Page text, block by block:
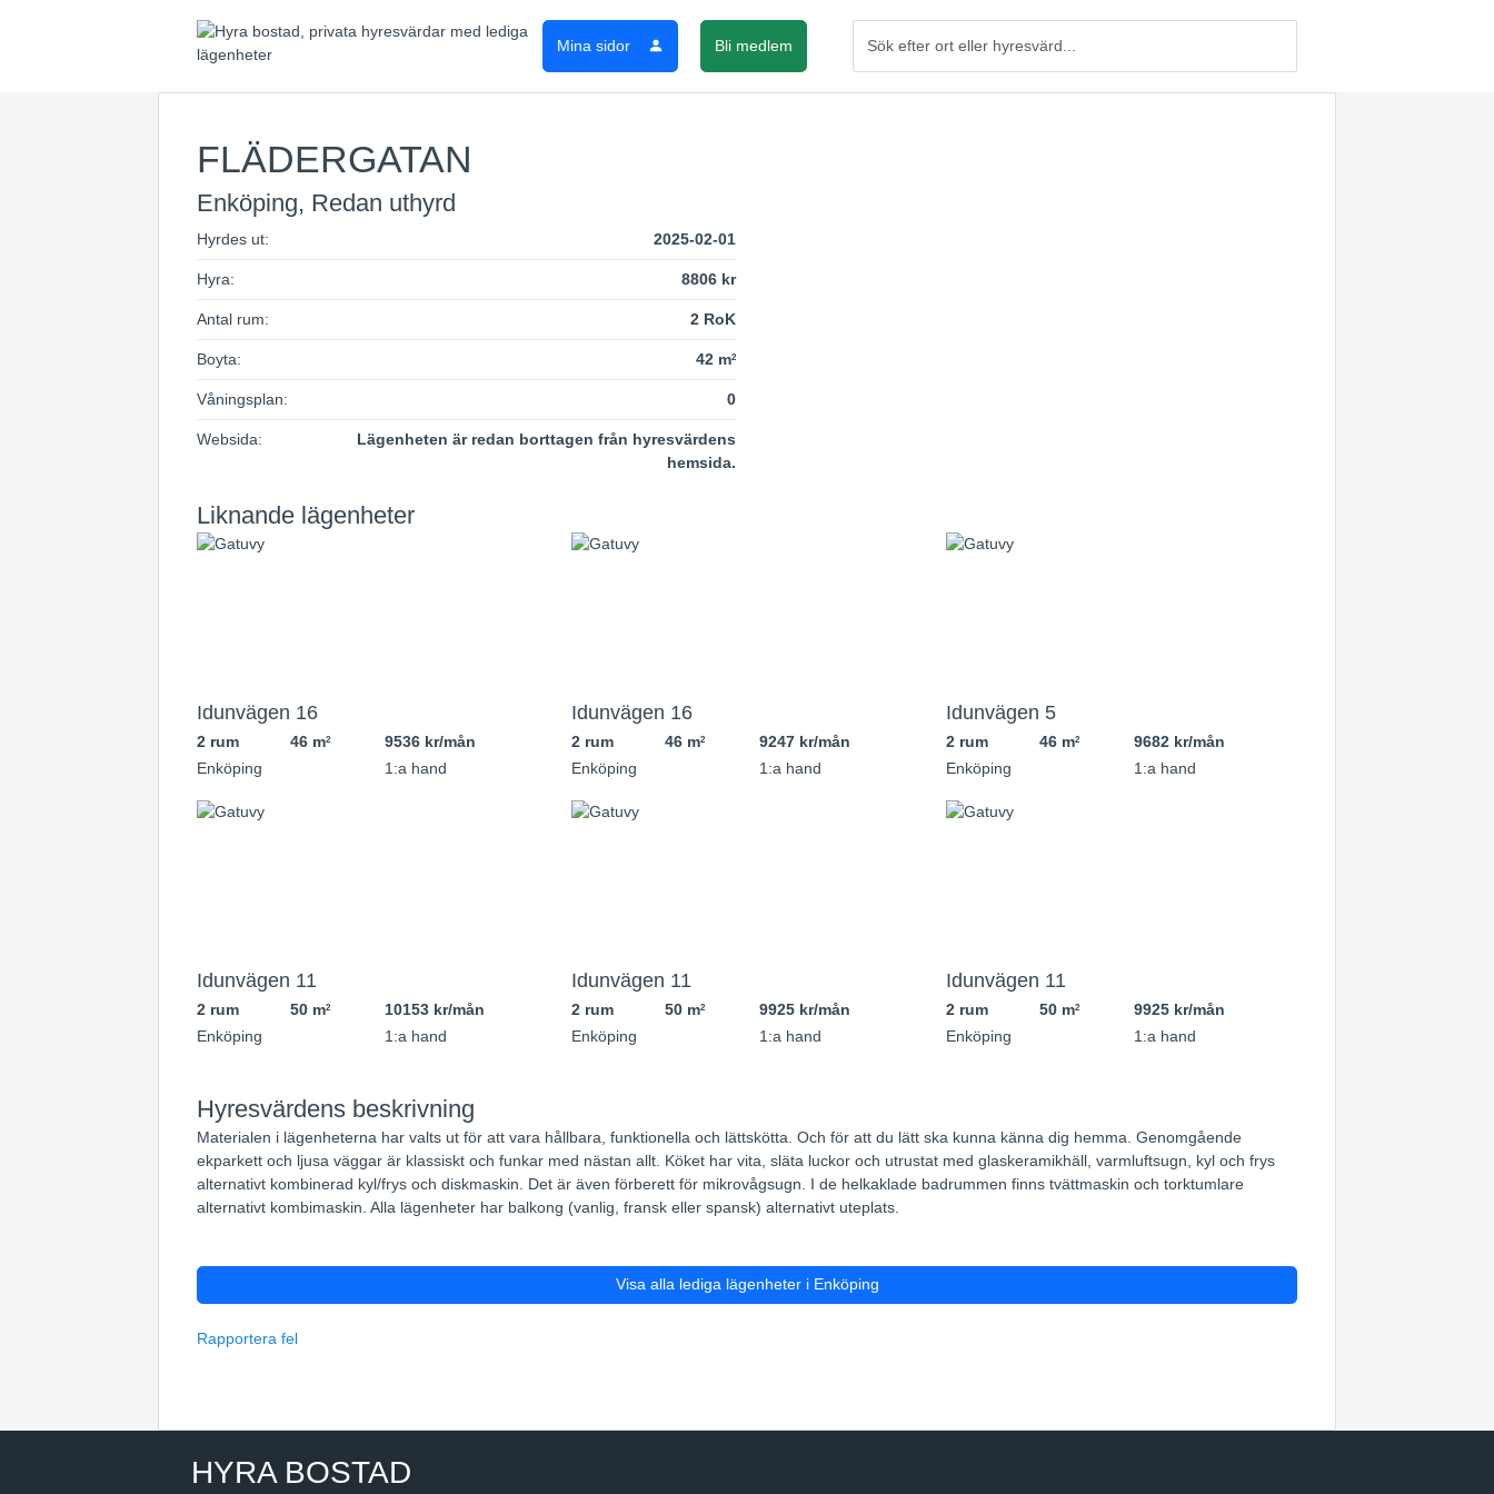
Mina sidor Bli medlem
FLÄDERGATAN
Enköping, Redan uthyrd
Hyrdes ut: 2025-02-01
Hyra: 8806 kr
Antal rum: 2 RoK
Boyta: 42 m2
Våningsplan: 0
Websida:
Lägenheten är redan borttagen från hyresvärdens
hemsida.
Liknande lägenheter
Idunvägen 16
2 rum 46 m2
9536 kr/mån
Enköping
1:a hand
Idunvägen 16
2 rum 46 m2
9247 kr/mån
Enköping
1:a hand
Idunvägen 5
2 rum 46 m2
9682 kr/mån
Enköping
1:a hand
Idunvägen 11
2 rum 50 m2
10153 kr/mån
Enköping
1:a hand
Idunvägen 11
2 rum 50 m2
9925 kr/mån
Enköping
1:a hand
Idunvägen 11
2 rum 50 m2
9925 kr/mån
Enköping
1:a hand
Hyresvärdens beskrivning
Materialen i lägenheterna har valts ut för att vara hållbara, funktionella och lättskötta. Och för att du lätt ska kunna känna dig hemma. Genomgående
ekparkett och ljusa väggar är klassiskt och funkar med nästan allt. Köket har vita, släta luckor och utrustat med glaskeramikhäll, varmluftsugn, kyl och frys
alternativt kombinerad kyl/frys och diskmaskin. Det är även förberett för mikrovågsugn. I de helkaklade badrummen finns tvättmaskin och torktumlare
alternativt kombimaskin. Alla lägenheter har balkong (vanlig, fransk eller spansk) alternativt uteplats.
Visa alla lediga lägenheter i Enköping
Rapportera fel
HYRA BOSTAD